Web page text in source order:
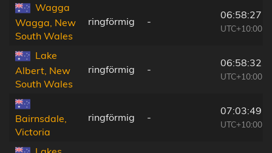
Wagga
Wagga, New
South Wales
ringförmig -
06:58:27
UTC+10:00
Lake
Albert, New
South Wales
ringförmig -
06:58:32
UTC+10:00
Bairnsdale,
Victoria
ringförmig -
07:03:49
UTC+10:00